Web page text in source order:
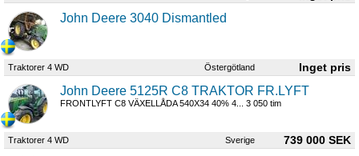
John Deere 3040 Dismantled
Traktorer 4 WD Östergötland
John Deere 5125R C8 TRAKTOR FR.LYFT
FRONTLYFT C8 VÄXELLÅDA 540X34 40% 4... 3 050 tim
Traktorer 4 WD Sverige 739 000 SEK